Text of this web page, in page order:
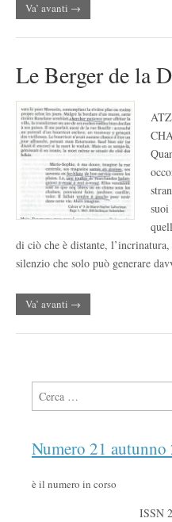
Va’ avanti →
Le Berger de la
suoi
di ciò che è distante,
silenzio che solo può generare
Va’ avanti →
Ricerca per:
Numero 21 autunno
è il numero in corso
ISSN